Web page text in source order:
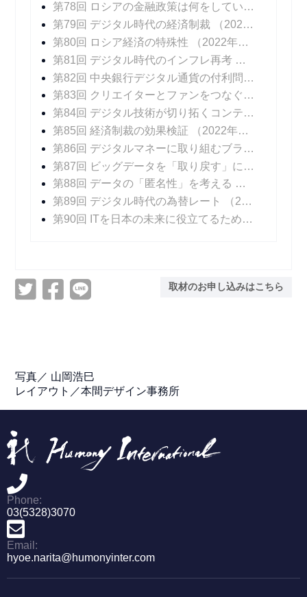
第78回 ロシアの金融政策は何をしているのか
第79回 デジタル時代の経済制裁
（2022年04月06日 掲載）
第80回 ロシア経済の特殊性
（2022年04月13日 掲載）
第81回 デジタル時代のインフレ再考
（2022年04
第82回 中央銀行デジタル通貨の付利問題
第83回 クリエイターとファンをつなぐデジタル技術
第84回 デジタル技術が切り拓くコンテンツ産業の未来
第85回 経済制裁の効果検証
（2022年06月15日 掲載）
第86回 デジタルマネーに取り組むブラジル
第87回 ビッグデータを「取り戻す」には
第88回 データの「匿名性」を考える
（2022年07
第89回 デジタル時代の為替レート
（2022年08月10日 掲載）
第90回 ITを日本の未来に役立てるために
取材のお申し込みはこちら
写真／ 山岡浩巳
レイアウト／本間デザイン事務所
Phone:
03(5328)3070
Email:
hyoe.narita@humonyinter.com